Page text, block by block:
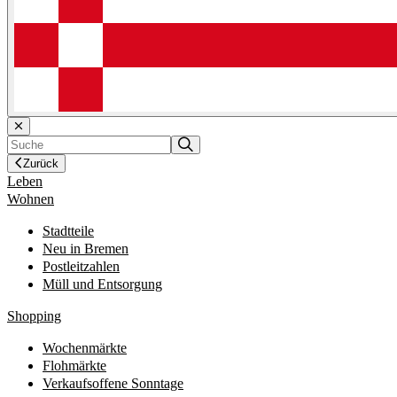
Zurück
Leben
Wohnen
Stadtteile
Neu in Bremen
Postleitzahlen
Müll und Entsorgung
Shopping
Wochenmärkte
Flohmärkte
Verkaufsoffene Sonntage